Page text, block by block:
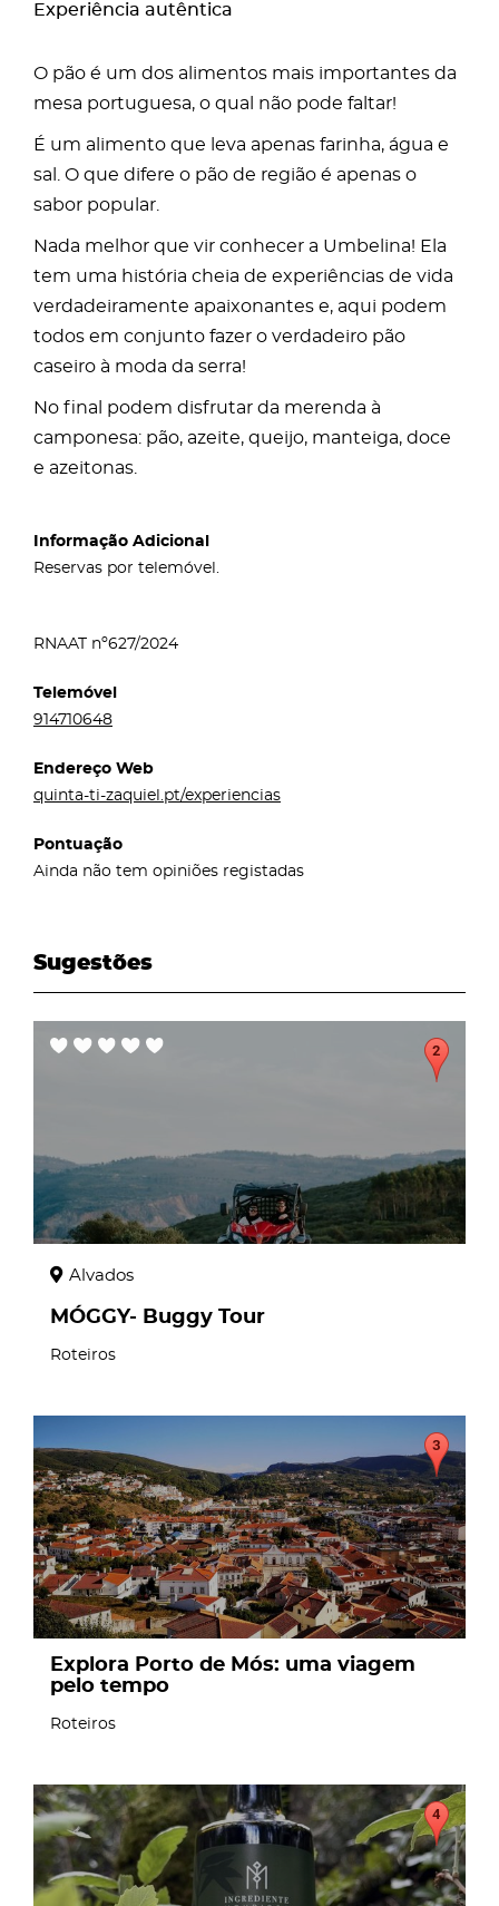
Experiência autêntica
O pão é um dos alimentos mais importantes da
mesa portuguesa, o qual não pode faltar!
É um alimento que leva apenas farinha, água e
sal. O que difere o pão de região é apenas o
sabor popular.
Nada melhor que vir conhecer a Umbelina! Ela
tem uma história cheia de experiências de vida
verdadeiramente apaixonantes e, aqui podem
todos em conjunto fazer o verdadeiro pão
caseiro à moda da serra!
No final podem disfrutar da merenda à
camponesa: pão, azeite, queijo, manteiga, doce
e azeitonas.
Informação Adicional
Reservas por telemóvel.
RNAAT nº627/2024
Telemóvel
914710648
Endereço Web
quinta-ti-zaquiel.pt/experiencias
Pontuação
Ainda não tem opiniões registadas
Sugestões
page
Alvados
MÓGGY- Buggy Tour
Roteiros
Explora Porto de Mós: uma viagem
pelo tempo
Roteiros
page